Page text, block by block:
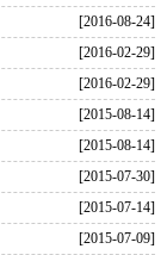
[2016-08-24]
[2016-02-29]
[2016-02-29]
[2015-08-14]
[2015-08-14]
[2015-07-30]
[2015-07-14]
[2015-07-09]